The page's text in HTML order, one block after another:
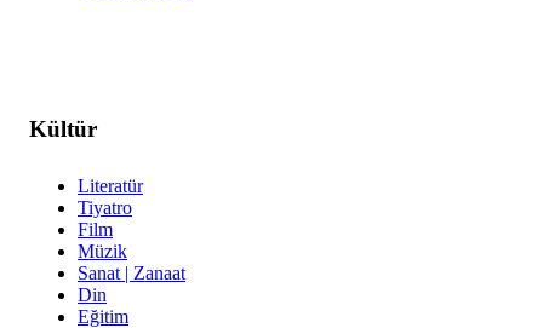
Kültür
Literatür
Tiyatro
Film
Müzik
Sanat | Zanaat
Din
Eğitim